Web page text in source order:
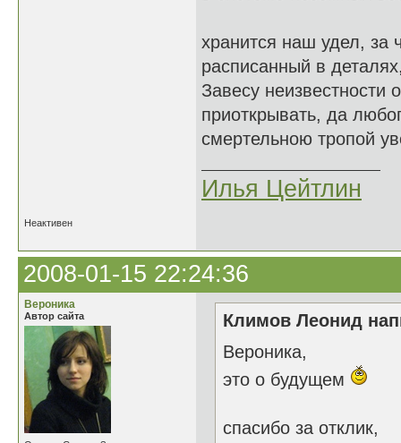
хранится наш удел, за
расписанный в
Завесу неизвестности
приоткрывать, да
смертельною тропой
Илья Цейтлин
Неактивен
2008-01-15 22:24:36
Вероника
Автор сайта
Климов Леонид
Вероника,
это о будущем
спасибо за отклик,